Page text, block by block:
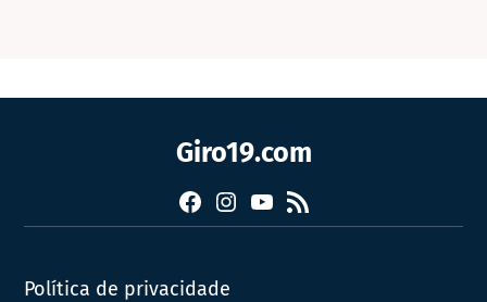
Giro19.com
FacebookInstagram
YouTube
RSS
Política de privacidade